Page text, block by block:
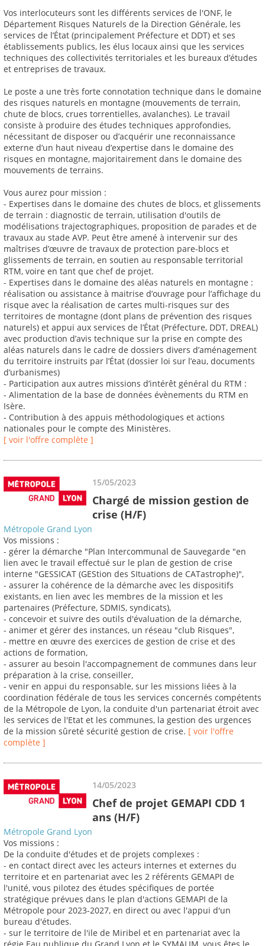
Vos interlocuteurs sont les différents services de l'ONF, le
Département Risques Naturels de la Direction Générale, les
services de l’État (principalement Préfecture et DDT) et ses
établissements publics, les élus locaux ainsi que les services
techniques des collectivités territoriales et les bureaux d’études
et entreprises de travaux.
Le poste a une très forte connotation technique dans le domaine
des risques naturels en montagne (mouvements de terrain,
chute de blocs, crues torrentielles, avalanches). Le travail
consiste à produire des études techniques approfondies,
nécessitant de disposer ou d’acquérir une reconnaissance
externe d’un haut niveau d’expertise dans le domaine des
risques en montagne, majoritairement dans le domaine des
mouvements de terrains.
Vous aurez pour mission :
- Expertises dans le domaine des chutes de blocs, et glissements
de terrain : diagnostic de terrain, utilisation d'outils de
modélisations trajectographiques, proposition de parades et de
travaux au stade AVP. Peut être amené à intervenir sur des
maîtrises d’œuvre de travaux de protection pare-blocs et
glissements de terrain, en soutien au responsable territorial
RTM, voire en tant que chef de projet.
- Expertises dans le domaine des aléas naturels en montagne :
réalisation ou assistance à maitrise d’ouvrage pour l’affichage du
risque avec la réalisation de cartes multi-risques sur des
territoires de montagne (dont plans de prévention des risques
naturels) et appui aux services de l’État (Préfecture, DDT, DREAL)
avec production d’avis technique sur la prise en compte des
aléas naturels dans le cadre de dossiers divers d’aménagement
du territoire instruits par l’État (dossier loi sur l’eau, documents
d’urbanismes)
- Participation aux autres missions d’intérêt général du RTM :
- Alimentation de la base de données évènements du RTM en
Isère.
- Contribution à des appuis méthodologiques et actions
nationales pour le compte des Ministères.
[ voir l'offre complète ]
15/05/2023
Chargé de mission gestion de
crise (H/F)
Métropole Grand Lyon
Vos missions :
- gérer la démarche "Plan Intercommunal de Sauvegarde "en
lien avec le travail effectué sur le plan de gestion de crise
interne "GESSICAT (GEStion des SItuations de CATastrophe)",
- assurer la cohérence de la démarche avec les dispositifs
existants, en lien avec les membres de la mission et les
partenaires (Préfecture, SDMIS, syndicats),
- concevoir et suivre des outils d'évaluation de la démarche,
- animer et gérer des instances, un réseau "club Risques",
- mettre en œuvre des exercices de gestion de crise et des
actions de formation,
- assurer au besoin l'accompagnement de communes dans leur
préparation à la crise, conseiller,
- venir en appui du responsable, sur les missions liées à la
coordination fédérale de tous les services concernés compétents
de la Métropole de Lyon, la conduite d'un partenariat étroit avec
les services de l'Etat et les communes, la gestion des urgences
de la mission sûreté sécurité gestion de crise. [ voir l'offre
complète ]
14/05/2023
Chef de projet GEMAPI CDD 1
ans (H/F)
Métropole Grand Lyon
Vos missions :
De la conduite d'études et de projets complexes :
- en contact direct avec les acteurs internes et externes du
territoire et en partenariat avec les 2 référents GEMAPI de
l'unité, vous pilotez des études spécifiques de portée
stratégique prévues dans le plan d'actions GEMAPI de la
Métropole pour 2023-2027, en direct ou avec l'appui d'un
bureau d'études.
- sur le territoire de l'ile de Miribel et en partenariat avec la